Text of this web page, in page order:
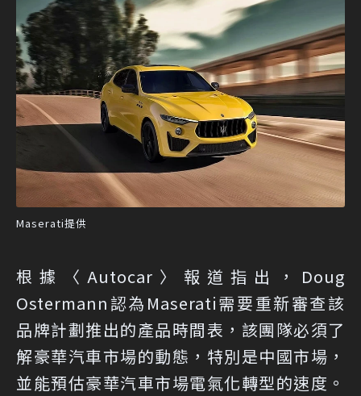
Maserati提供
根據〈 Autocar 〉報道指出，Doug
Ostermann認為Maserati需要重新審查該
品牌計劃推出的產品時間表，該團隊必須了
解豪華汽車市場的動態，特別是中國市場，
並能預估豪華汽車市場電氣化轉型的速度。